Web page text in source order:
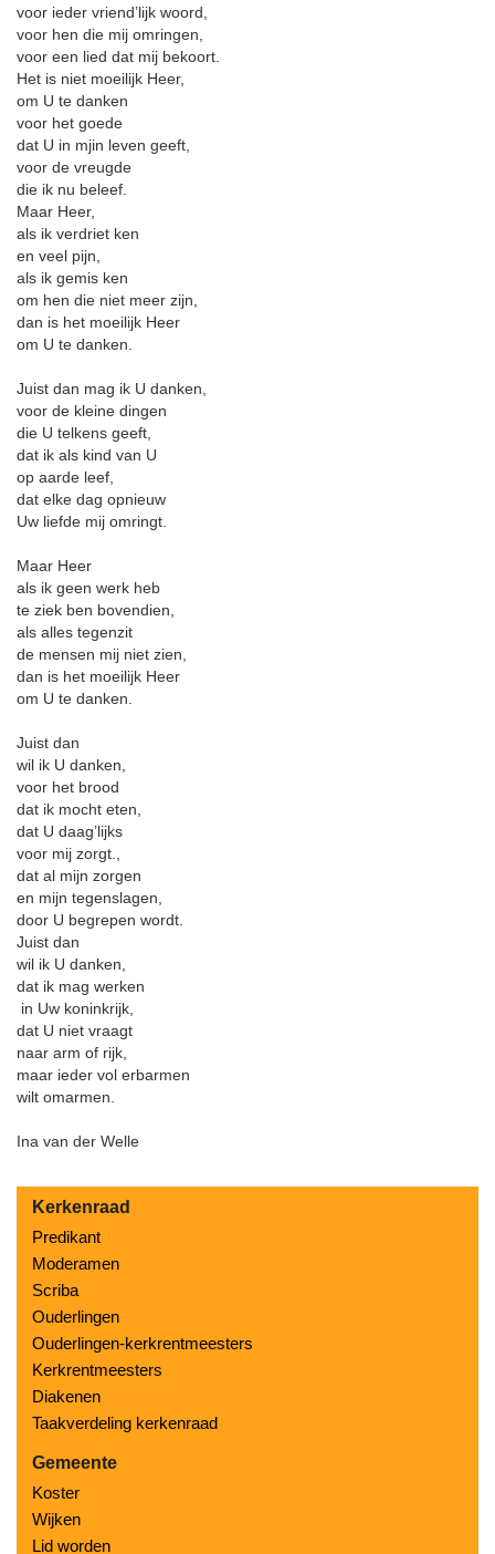
voor ieder vriend’lijk woord,
voor hen die mij omringen,
voor een lied dat mij bekoort.
Het is niet moeilijk Heer,
om U te danken
voor het goede
dat U in mjin leven geeft,
voor de vreugde
die ik nu beleef.
Maar Heer,
als ik verdriet ken
en veel pijn,
als ik gemis ken
om hen die niet meer zijn,
dan is het moeilijk Heer
om U te danken.
Juist dan mag ik U danken,
voor de kleine dingen
die U telkens geeft,
dat ik als kind van U
op aarde leef,
dat elke dag opnieuw
Uw liefde mij omringt.
Maar Heer
als ik geen werk heb
te ziek ben bovendien,
als alles tegenzit
de mensen mij niet zien,
dan is het moeilijk Heer
om U te danken.
Juist dan
wil ik U danken,
voor het brood
dat ik mocht eten,
dat U daag’lijks
voor mij zorgt.,
dat al mijn zorgen
en mijn tegenslagen,
door U begrepen wordt.
Juist dan
wil ik U danken,
dat ik mag werken
in Uw koninkrijk,
dat U niet vraagt
naar arm of rijk,
maar ieder vol erbarmen
wilt omarmen.
Ina van der Welle
Kerkenraad
Predikant
Moderamen
Scriba
Ouderlingen
Ouderlingen-kerkrentmeesters
Kerkrentmeesters
Diakenen
Taakverdeling kerkenraad
Gemeente
Koster
Wijken
Lid worden